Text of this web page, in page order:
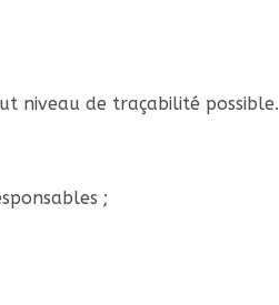
niveau de traçabilité possible.
;